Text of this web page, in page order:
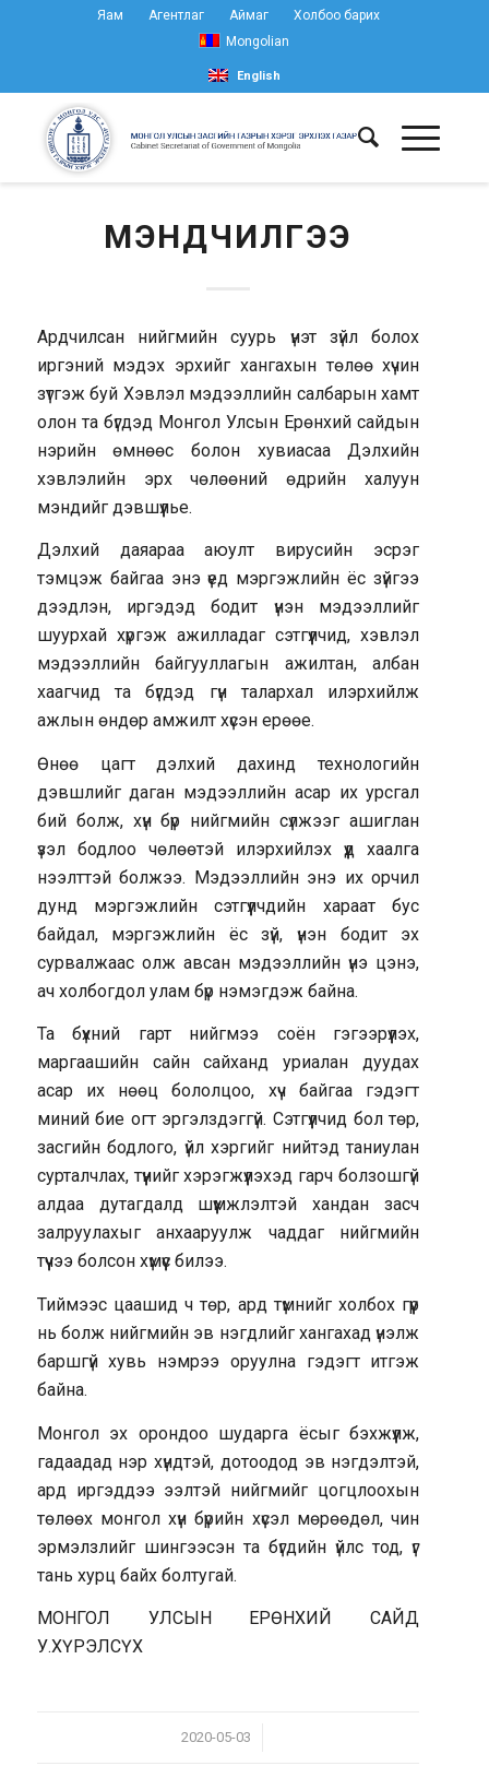
Яам Агентлаг Аймаг
Холбоо барих
Mongolian
English
МЭНДЧИЛГЭЭ
Ардчилсан нийгмийн суурь үнэт зүйл болох
иргэний мэдэх эрхийг хангахын төлөө хүчин
зүтгэж буй Хэвлэл мэдээллийн салбарын хамт
олон та бүгдэд Монгол Улсын Ерөнхий сайдын
нэрийн өмнөөс болон хувиасаа Дэлхийн
хэвлэлийн эрх чөлөөний өдрийн халуун
мэндийг дэвшүүлье.
Дэлхий даяараа аюулт вирусийн эсрэг
тэмцэж байгаа энэ үед мэргэжлийн ёс зүйгээ
дээдлэн, иргэдэд бодит үнэн мэдээллийг
шуурхай хүргэж ажилладаг сэтгүүлчид, хэвлэл
мэдээллийн байгууллагын ажилтан, албан
хаагчид та бүгдэд гүн талархал илэрхийлж
ажлын өндөр амжилт хүсэн ерөөе.
Өнөө цагт дэлхий дахинд технологийн
дэвшлийг даган мэдээллийн асар их урсгал
бий болж, хүн бүр нийгмийн сүлжээг ашиглан
үзэл бодлоо чөлөөтэй илэрхийлэх үүд хаалга
нээлттэй болжээ. Мэдээллийн энэ их орчил
дунд мэргэжлийн сэтгүүлчдийн хараат бус
байдал, мэргэжлийн ёс зүй, үнэн бодит эх
сурвалжаас олж авсан мэдээллийн үнэ цэнэ,
ач холбогдол улам бүр нэмэгдэж байна.
Та бүхний гарт нийгмээ соён гэгээрүүлэх,
маргаашийн сайн сайханд уриалан дуудах
асар их нөөц бололцоо, хүч байгаа гэдэгт
миний бие огт эргэлздэггүй. Сэтгүүлчид бол төр,
засгийн бодлого, үйл хэргийг нийтэд таниулан
сурталчлах, түүнийг хэрэгжүүлэхэд гарч болзошгүй
алдаа дутагдалд шүүмжлэлтэй хандан засч
залруулахыг анхааруулж чаддаг нийгмийн
түүчээ болсон хүмүүс билээ.
Тиймээс цаашид ч төр, ард түмнийг холбох гүүр
нь болж нийгмийн эв нэгдлийг хангахад үнэлж
баршгүй хувь нэмрээ оруулна гэдэгт итгэж
байна.
Монгол эх орондоо шударга ёсыг бэхжүүлж,
гадаадад нэр хүндтэй, дотоодод эв нэгдэлтэй,
ард иргэддээ ээлтэй нийгмийг цогцлоохын
төлөөх монгол хүн бүрийн хүсэл мөрөөдөл, чин
эрмэлзлийг шингээсэн та бүгдийн үйлс тод, үг
тань хурц байх болтугай.
МОНГОЛ УЛСЫН ЕРӨНХИЙ САЙД
У.ХҮРЭЛСҮХ
2020-05-03
/